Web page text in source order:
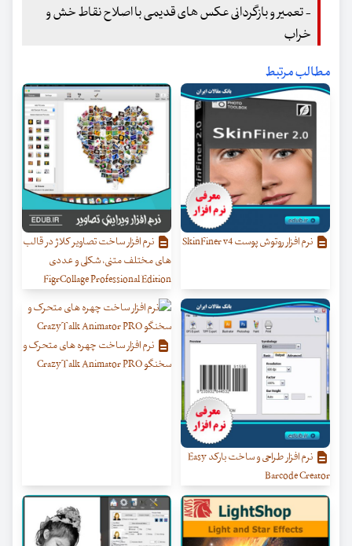
- تعمیر و بازگردانی عکس های قدیمی با اصلاح نقاط خش و
خراب
مطالب مرتبط
نرم افزار روتوش پوست SkinFiner v4
نرم افزار ساخت تصاویر کلاژ در قالب
های مختلف متنی، شکلی و عددی
FigrCollage Professional Edition
نرم افزار طراحی و ساخت بارکد Easy
Barcode Creator
نرم افزار ساخت چهره های متحرک و
سخنگو CrazyTalk Animator PRO